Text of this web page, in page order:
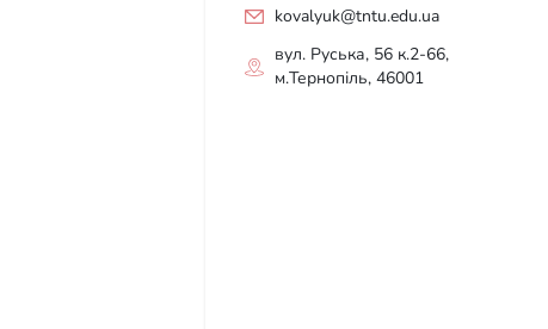
kovalyuk@tntu.edu.ua
вул. Руська, 56 к.2-66,
м.Тернопіль, 46001